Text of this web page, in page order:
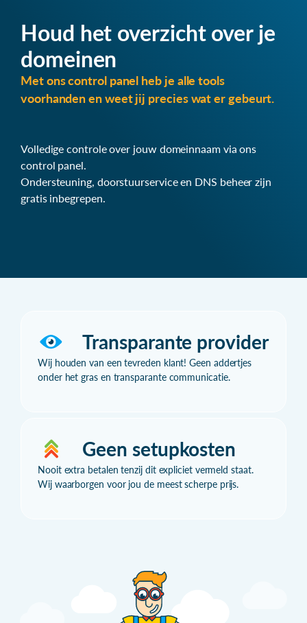
Houd het overzicht over je
domeinen
Met ons control panel heb je alle tools
voorhanden en weet jij precies wat er gebeurt.
Volledige controle over jouw domeinnaam via ons
control panel.
Ondersteuning, doorstuurservice en DNS beheer zijn
gratis inbegrepen.
Transparante provider
Wij houden van een tevreden klant! Geen addertjes
onder het gras en transparante communicatie.
Geen setupkosten
Nooit extra betalen tenzij dit expliciet vermeld staat.
Wij waarborgen voor jou de meest scherpe prijs.